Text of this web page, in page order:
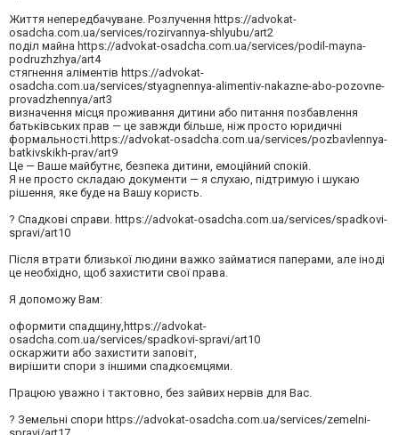
Життя непередбачуване. Розлучення https://advokat-
osadcha.com.ua/services/rozirvannya-shlyubu/art2
поділ майна https://advokat-osadcha.com.ua/services/podil-mayna-
podruzhzhya/art4
стягнення аліментів https://advokat-
osadcha.com.ua/services/styagnennya-alimentiv-nakazne-abo-pozovne-
provadzhennya/art3
визначення місця проживання дитини або питання позбавлення
батьківських прав — це завжди більше, ніж просто юридичні
формальності.https://advokat-osadcha.com.ua/services/pozbavlennya-
batkivskikh-prav/art9
Це — Ваше майбутнє, безпека дитини, емоційний спокій.
Я не просто складаю документи — я слухаю, підтримую і шукаю
рішення, яке буде на Вашу користь.
? Спадкові справи. https://advokat-osadcha.com.ua/services/spadkovi-
spravi/art10
Після втрати близької людини важко займатися паперами, але іноді
це необхідно, щоб захистити свої права.
Я допоможу Вам:
оформити спадщину,https://advokat-
osadcha.com.ua/services/spadkovi-spravi/art10
оскаржити або захистити заповіт,
вирішити спори з іншими спадкоємцями.
Працюю уважно і тактовно, без зайвих нервів для Вас.
? Земельні спори https://advokat-osadcha.com.ua/services/zemelni-